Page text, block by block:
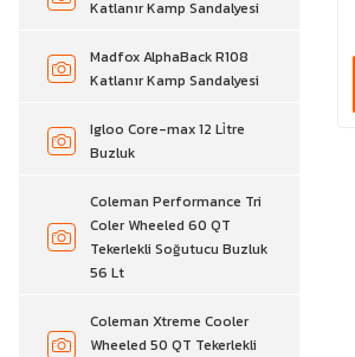
Katlanır Kamp Sandalyesi
Madfox AlphaBack R108
Katlanır Kamp Sandalyesi
Igloo Core-max 12 Li̇tre
Buzluk
Coleman Performance Tri
Coler Wheeled 60 QT
Tekerlekli Soğutucu Buzluk
56 Lt
Coleman Xtreme Cooler
Wheeled 50 QT Tekerlekli